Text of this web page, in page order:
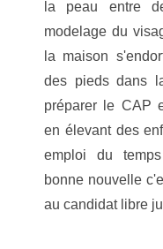
la peau entre
modelage du
la maison
des pieds dans
préparer le CAP
en élevant des
emploi du
bonne nouvelle
au candidat libre